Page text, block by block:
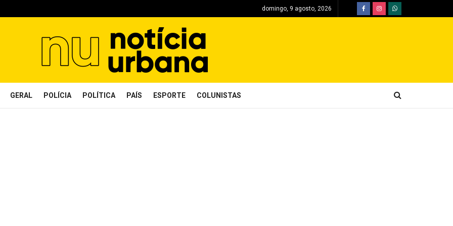
domingo, 9 agosto, 2026
GERAL POLÍCIA POLÍTICA PAÍS ESPORTE COLUNISTAS